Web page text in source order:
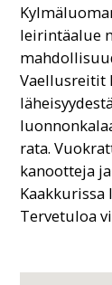
leirintäalue
Vaellusreitit
rata.
kanootteja
Kaakkurissa
Tervetuloa